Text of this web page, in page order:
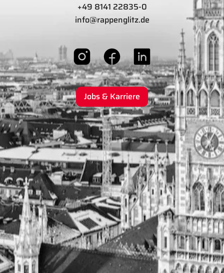
+49 8141 22835-0
info@rappenglitz.de
Jobs & Karriere